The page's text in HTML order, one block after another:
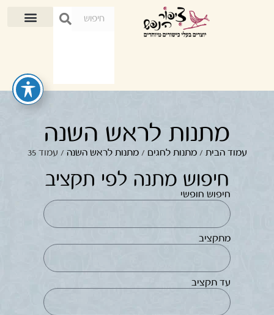
מתנות לראש השנה
עמוד הבית /מתנות לחגים /מתנות לראש השנה / עמוד 35
חיפוש מתנה לפי תקציב
חיפוש חופשי
מתקציב
עד תקציב